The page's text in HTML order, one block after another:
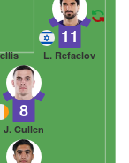
11
L. Refaelov
8
J. Cullen